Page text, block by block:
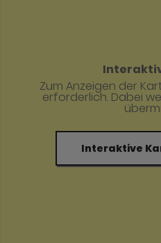
Zum Anzeigen der
erforderlich. Dabei
Interaktive